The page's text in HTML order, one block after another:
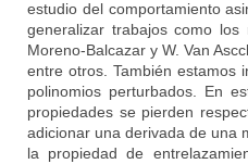
estudio del comportamiento
generalizar trabajos como
Moreno-Balcazar y W. Van
entre otros. También estamos
polinomios perturbados. En
propiedades se pierden
adicionar una derivada de una
la propiedad de